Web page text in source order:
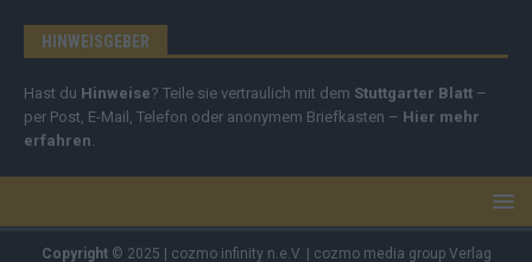
HINWEISGEBER
Hast du Hinweise? Teile sie vertraulich mit dem Stuttgarter Blatt –
per Post, E-Mail, Telefon oder anonymem Briefkasten – Hier mehr
erfahren.
Copyright© 2025 | cozmo infinity n.e.V. | cozmo media group Verlag